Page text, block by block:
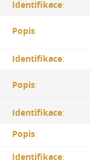
Identifikace:
Popis:
Identifikace:
Popis:
Identifikace:
Popis:
Identifikace: